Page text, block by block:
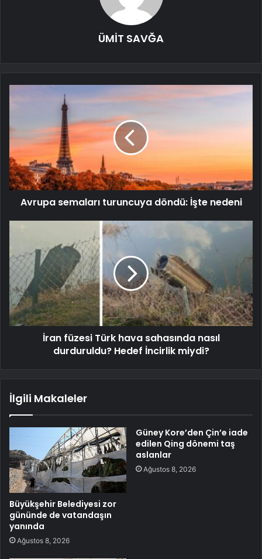
ÜMİT SAVĞA
Avrupa semaları turuncuya döndü: İşte nedeni
İran füzesi Türk hava sahasında nasıl
durduruldu? Hedef İncirlik miydi?
İlgili Makaleler
Büyükşehir Belediyesi zor
gününde de vatandaşın
yanında
Ağustos 8, 2026
Güney Kore’den Çin’e iade
edilen Qing dönemi taş
aslanlar
Ağustos 8, 2026